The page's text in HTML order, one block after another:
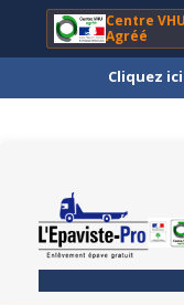
Centre VHU
Agréé
Cliquez ici